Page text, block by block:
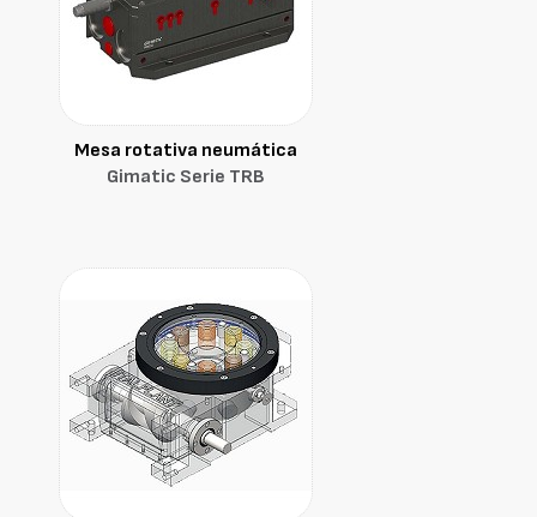
Mesa rotativa neumática
Gimatic Serie TRB